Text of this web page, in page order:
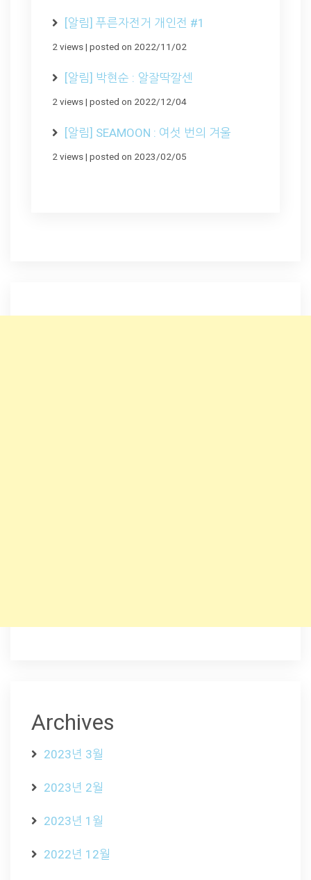
[알림] 푸른자전거 개인전 #1
2 views| posted on 2022/11/02
[알림] 박현순 : 알잘딱깔센
2 views| posted on 2022/12/04
[알림] SEAMOON : 여섯 번의 겨울
2 views| posted on 2023/02/05
Archives
2023년 3월
2023년 2월
2023년 1월
2022년 12월